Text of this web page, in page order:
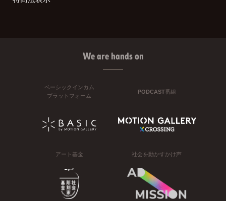
We are hands on
ベーシックインカム
プラットフォーム
PODCAST番組
アート基金 社会を動かすかけ声